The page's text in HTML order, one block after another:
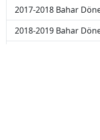
2017-2018 Bahar
2018-2019 Bahar